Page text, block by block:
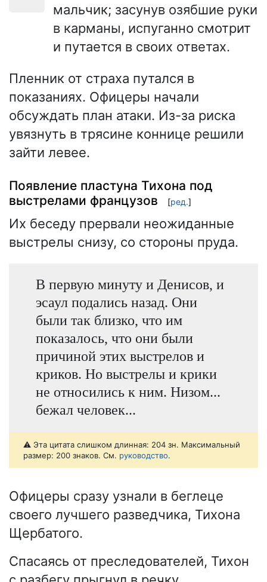
мальчик; засунув озябшие руки
в карманы, испуганно смотрит
и путается в своих ответах.
Пленник от страха путался в
показаниях. Офицеры начали
обсуждать план атаки. Из-за риска
увязнуть в трясине коннице решили
зайти левее.
Появление пластуна Тихона под
выстрелами французов
[ред.]
Их беседу прервали неожиданные
выстрелы снизу, со стороны пруда.
В первую минуту и Денисов, и
эсаул подались назад. Они
были так близко, что им
показалось, что они были
причиной этих выстрелов и
криков. Но выстрелы и крики
не относились к ним. Низом...
бежал человек...
⚠️ Эта цитата слишком длинная: 204 зн. Максимальный
размер: 200 знаков. См. руководство.
Офицеры сразу узнали в беглеце
своего лучшего разведчика, Тихона
Щербатого.
Спасаясь от преследователей, Тихон